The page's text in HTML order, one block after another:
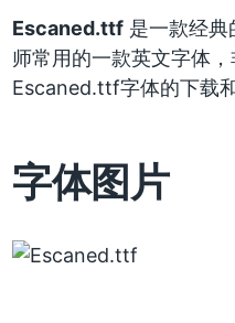
Escaned.ttf是一款经典
师常用的一款英文字体
Escaned.ttf字体的下载
字体图片